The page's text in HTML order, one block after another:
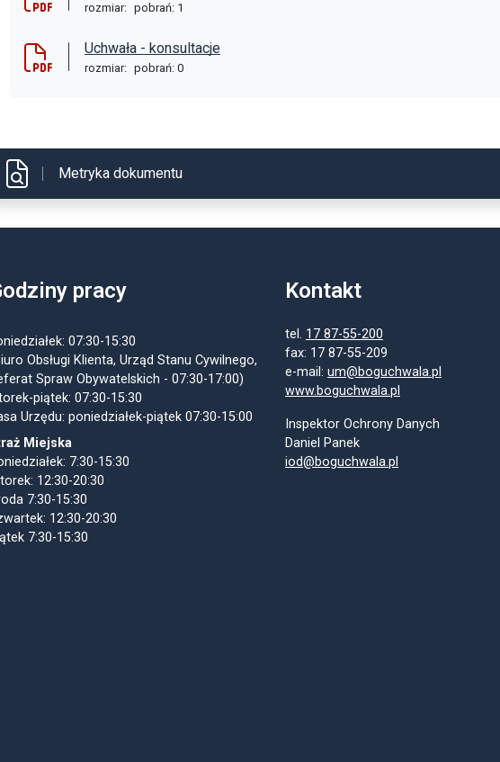
rozmiar: pobrań: 1
Uchwała - konsultacje
rozmiar: pobrań: 0
Metryka dokumentu
pracy
07:30-15:30
Obsługi Klienta, Urząd Stanu Cywilnego,
Spraw Obywatelskich - 07:30-17:00)
piątek: 07:30-15:30
Urzędu: poniedziałek-piątek 07:30-15:00
Miejska
7:30-15:30
12:30-20:30
7:30-15:30
12:30-20:30
7:30-15:30
Kontakt
tel. 17 87-55-200
fax: 17 87-55-209
e-mail: um@boguchwala.pl
www.boguchwala.pl
Inspektor Ochrony Danych
Daniel Panek
iod@boguchwala.pl